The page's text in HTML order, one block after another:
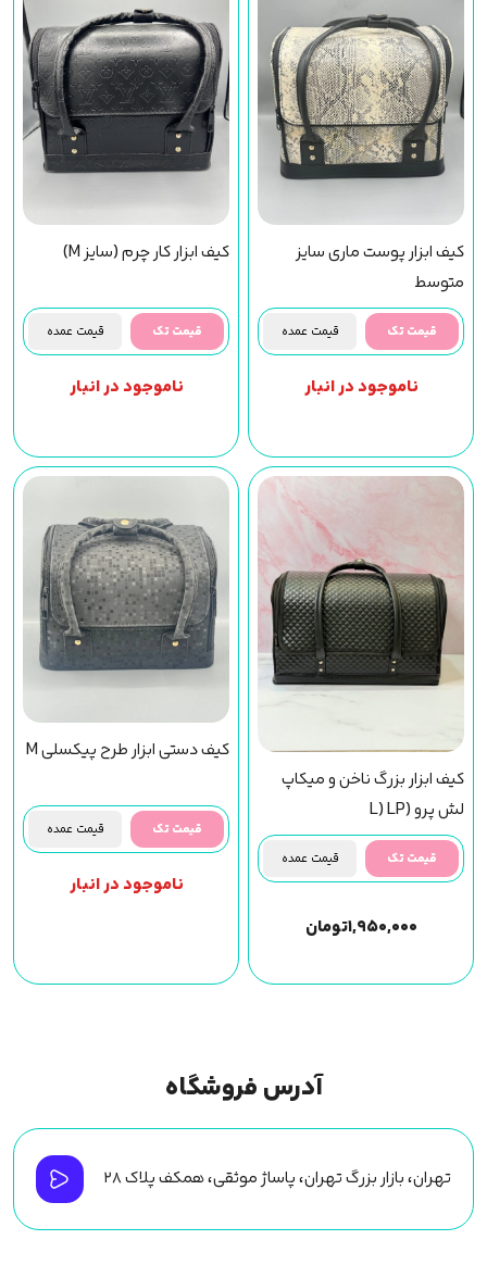
کیف ابزار پوست ماری سایز
متوسط
قیمت تک قیمت عمده
ناموجود در انبار
کیف ابزار کار چرم (سایز M)
قیمت تک قیمت عمده
ناموجود در انبار
کیف ابزار بزرگ ناخن و میکاپ
لش پرو (L) LP
قیمت تک قیمت عمده
۱,۹۵۰,۰۰۰تومان
کیف دستی ابزار طرح پیکسلی M
قیمت تک قیمت عمده
ناموجود در انبار
آدرس فروشگاه
تهران، بازار بزرگ تهران، پاساژ موثقی، همکف پلاک ۲۸